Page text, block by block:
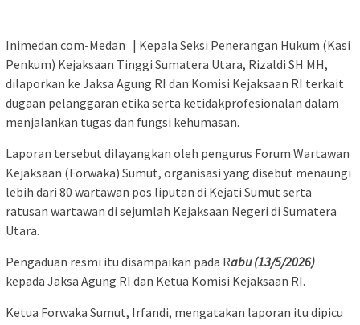
Inimedan.com-Medan | Kepala Seksi Penerangan Hukum (Kasi
Penkum) Kejaksaan Tinggi Sumatera Utara, Rizaldi SH MH,
dilaporkan ke Jaksa Agung RI dan Komisi Kejaksaan RI terkait
dugaan pelanggaran etika serta ketidakprofesionalan dalam
menjalankan tugas dan fungsi kehumasan.
Laporan tersebut dilayangkan oleh pengurus Forum Wartawan
Kejaksaan (Forwaka) Sumut, organisasi yang disebut menaungi
lebih dari 80 wartawan pos liputan di Kejati Sumut serta
ratusan wartawan di sejumlah Kejaksaan Negeri di Sumatera
Utara.
Pengaduan resmi itu disampaikan pada Rabu (13/5/2026)
kepada Jaksa Agung RI dan Ketua Komisi Kejaksaan RI.
Ketua Forwaka Sumut, Irfandi, mengatakan laporan itu dipicu